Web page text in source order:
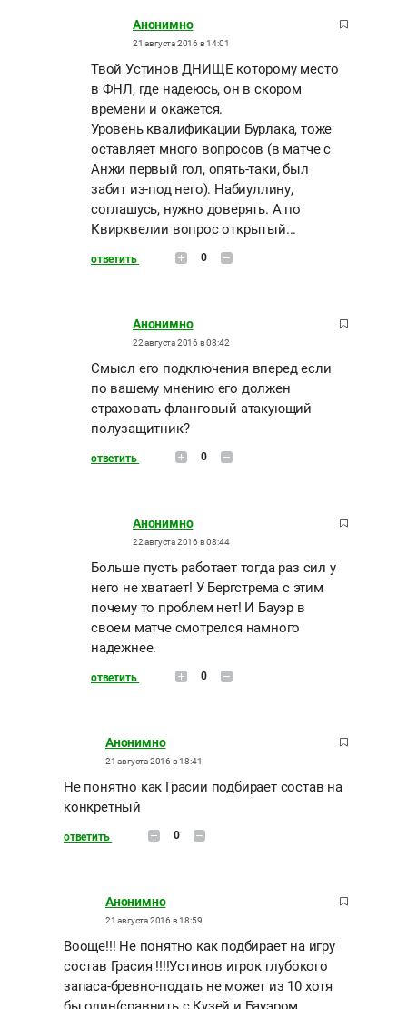
Анонимно
21 августа 2016 в 14:01
Твой Устинов ДНИЩЕ которому место
в ФНЛ, где надеюсь, он в скором
времени и окажется.
Уровень квалификации Бурлака, тоже
оставляет много вопросов (в матче с
Анжи первый гол, опять-таки, был
забит из-под него). Набиуллину,
соглашусь, нужно доверять. А по
Квирквелии вопрос открытый...
ответить 0
Анонимно
22 августа 2016 в 08:42
Смысл его подключения вперед если
по вашему мнению его должен
страховать фланговый атакующий
полузащитник?
ответить 0
Анонимно
22 августа 2016 в 08:44
Больше пусть работает тогда раз сил у
него не хватает! У Бергстрема с этим
почему то проблем нет! И Бауэр в
своем матче смотрелся намного
надежнее.
ответить 0
Анонимно
21 августа 2016 в 18:41
Не понятно как Грасии подбирает состав на
конкретный
ответить 0
Анонимно
21 августа 2016 в 18:59
Вооще!!! Не понятно как подбирает на игру
состав Грасия !!!!Устинов игрок глубокого
запаса-бревно-подать не может из 10 хотя